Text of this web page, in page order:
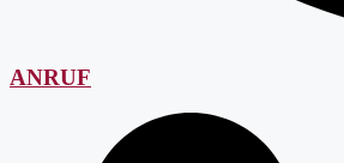
ANRUF